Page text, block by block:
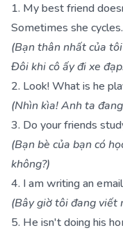
1. My best friend
Sometimes she cycles.
(Bạn thân nhất của
Đôi khi cô ấy đi xe
2. Look! What is he
(Nhìn kìa! Anh ta
3. Do your friends
(Bạn bè của bạn có
không?)
4. I am writing an
(Bây giờ tôi đang viết
5. He isn't doing his